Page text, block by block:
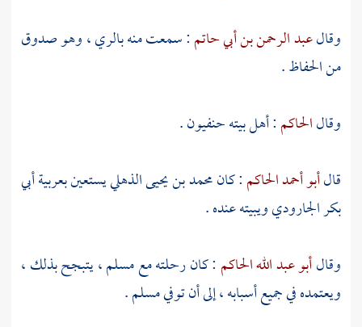
وقالعبد الرحمن بن أبي حاتم: سمعت منهبالري، وهو صدوق
من الحفاظ .
وقالالحاكم: أهل بيته حنفيون .
قالأبو أحمد الحاكم: كانمحمد بن يحيى الذهلييستعين بعربيةأبي
بكر الجاروديويبيته عنده .
وقالأبو عبد الله الحاكم : كان رحلته معمسلم، يتبجح بذلك ،
ويعتمده في جميع أسبابه ، إلى أن توفيمسلم.